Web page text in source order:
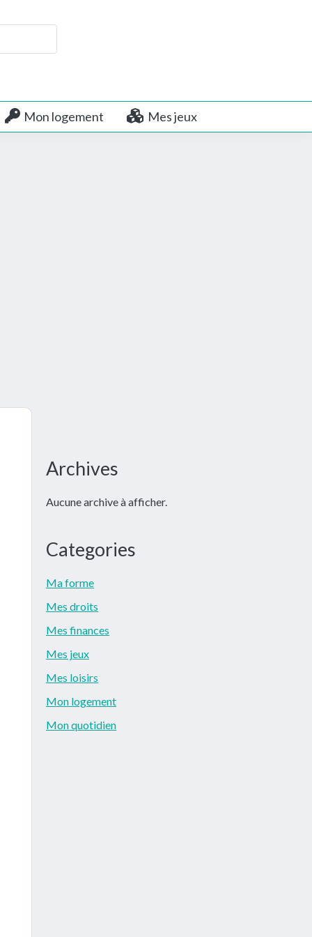
Mon logement Mes jeux
Barre
principale
Archives
Aucune archive à afficher.
Categories
Ma forme
Mes droits
Mes finances
Mes jeux
Mes loisirs
Mon logement
Mon quotidien